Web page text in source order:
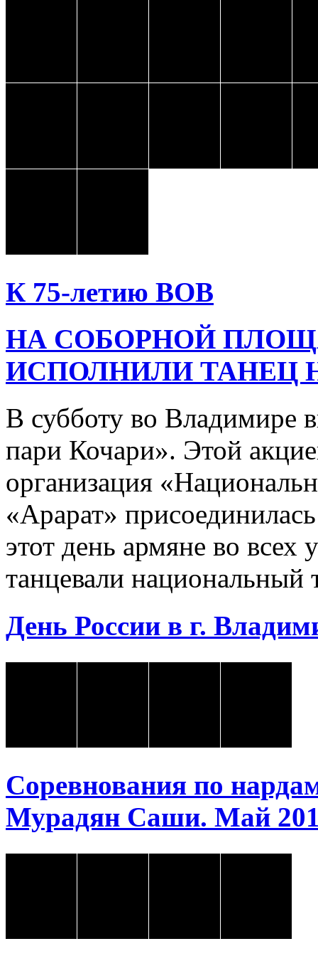
К 75-летию ВОВ
НА СОБОРНОЙ
ИСПОЛНИЛИ ТАНЕЦ
В субботу во Владимире
пари Кочари». Этой
организация
«Арарат»
этот день армяне во всех
танцевали
День России в г.
Соревнования по
Мурадян Саши. Май